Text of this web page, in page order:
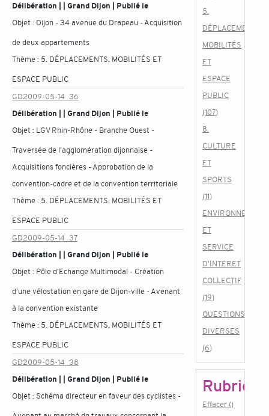
Délibération | | Grand Dijon | Publié le
Objet : Dijon - 34 avenue du Drapeau - Acquisition
de deux appartements
Thème : 5. DÉPLACEMENTS, MOBILITÉS ET
ESPACE PUBLIC
GD2009-05-14_36
Délibération | | Grand Dijon | Publié le
Objet : LGV Rhin-Rhône - Branche Ouest -
Traversée de l'agglomération dijonnaise -
Acquisitions foncières - Approbation de la
convention-cadre et de la convention territoriale
Thème : 5. DÉPLACEMENTS, MOBILITÉS ET
ESPACE PUBLIC
GD2009-05-14_37
Délibération | | Grand Dijon | Publié le
Objet : Pôle d'Echange Multimodal - Création
d'une vélostation en gare de Dijon-ville - Avenant
à la convention existante
Thème : 5. DÉPLACEMENTS, MOBILITÉS ET
ESPACE PUBLIC
GD2009-05-14_38
Délibération | | Grand Dijon | Publié le
Objet : Schéma directeur en faveur des cyclistes -
5.
DÉPLACEMENTS,
MOBILITÉS
ET
ESPACE
PUBLIC
(107)
8.
CULTURE
ET
SPORTS
(11)
ENVIRONNEMENT
ET
SERVICE
D'INTERET
COLLECTIF
(19)
QUESTIONS
DIVERSES
(6)
Rubrique
Effacer ()